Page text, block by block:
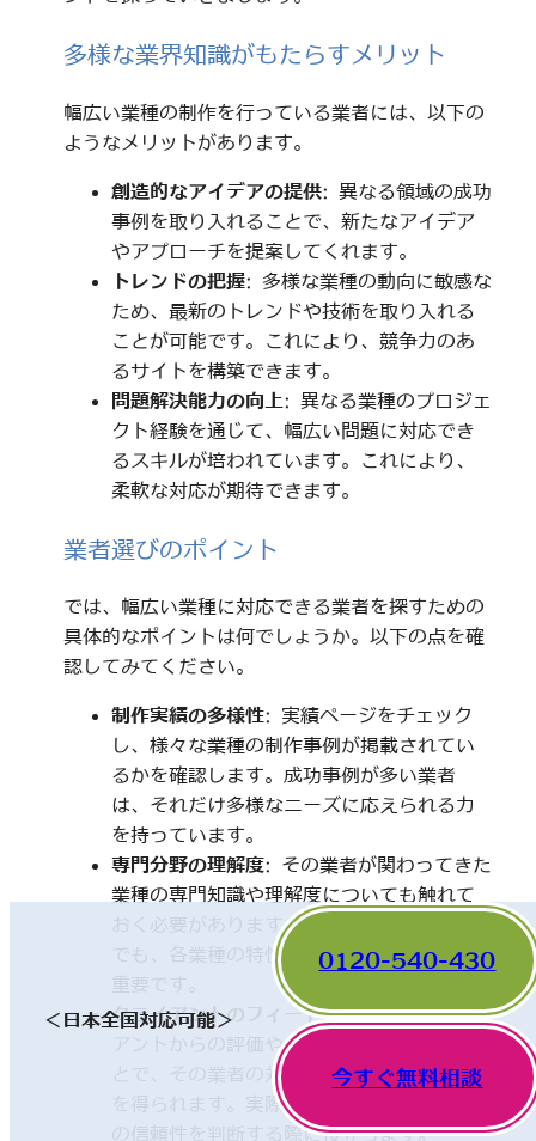
多様な業界知識がもたらすメリット
幅広い業種の制作を行っている業者には、以下の
ようなメリットがあります。
創造的なアイデアの提供: 異なる領域の成功
事例を取り入れることで、新たなアイデア
やアプローチを提案してくれます。
トレンドの把握: 多様な業種の動向に敏感な
ため、最新のトレンドや技術を取り入れる
ことが可能です。これにより、競争力のあ
るサイトを構築できます。
問題解決能力の向上: 異なる業種のプロジェ
クト経験を通じて、幅広い問題に対応でき
るスキルが培われています。これにより、
柔軟な対応が期待できます。
業者選びのポイント
では、幅広い業種に対応できる業者を探すための
具体的なポイントは何でしょうか。以下の点を確
認してみてください。
制作実績の多様性: 実績ページをチェック
し、様々な業種の制作事例が掲載されてい
るかを確認します。成功事例が多い業者
は、それだけ多様なニーズに応えられる力
を持っています。
専門分野の理解度: その業者が関わってきた
業種の専門知識や理解度についても触れて
おく必要があります。一見、異なった分野
でも、各業種の特性を理解していることが
クライアントのフィードバック: 他のクライ
アントからの評価やレビューを確認するこ
とで、その業者の対応や成果に関する情報
を得られます。実際の利用者の声は、業者
の信頼性を判断する際に役立ちます。
＜日本全国対応可能＞
0120-540-430
今すぐ無料相談